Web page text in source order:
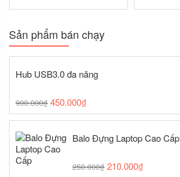
Sản phẩm bán chạy
Hub USB3.0 đa năng
900.000₫ 450.000₫
Balo Đựng Laptop Cao Cấp
250.000₫ 210.000₫